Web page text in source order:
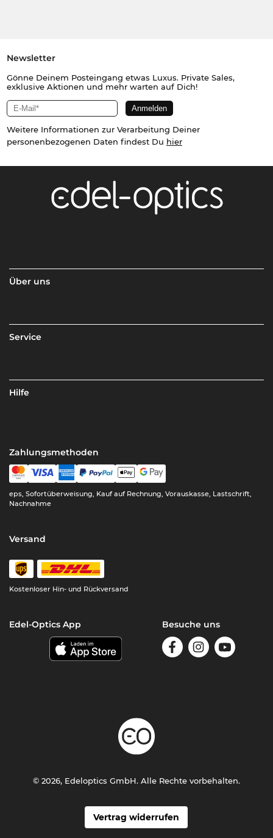
Newsletter
Gönne Deinem Posteingang etwas Luxus. Private Sales,
exklusive Aktionen und mehr warten auf Dich!
Weitere Informationen zur Verarbeitung Deiner
personenbezogenen Daten findest Du hier
Über uns
Service
Hilfe
Zahlungsmethoden
eps, Sofortüberweisung, Kauf auf Rechnung, Vorauskasse, Lastschrift,
Nachnahme
Versand
Kostenloser Hin- und Rückversand
Edel-Optics App Besuche uns
Vertrag widerrufen
© 2026, Edeloptics GmbH. Alle Rechte vorbehalten.